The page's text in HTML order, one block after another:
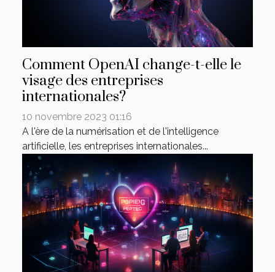
Comment OpenAI change-t-elle le
visage des entreprises
internationales?
10 novembre 2023 01:16
A l'ère de la numérisation et de l'intelligence
artificielle, les entreprises internationales...